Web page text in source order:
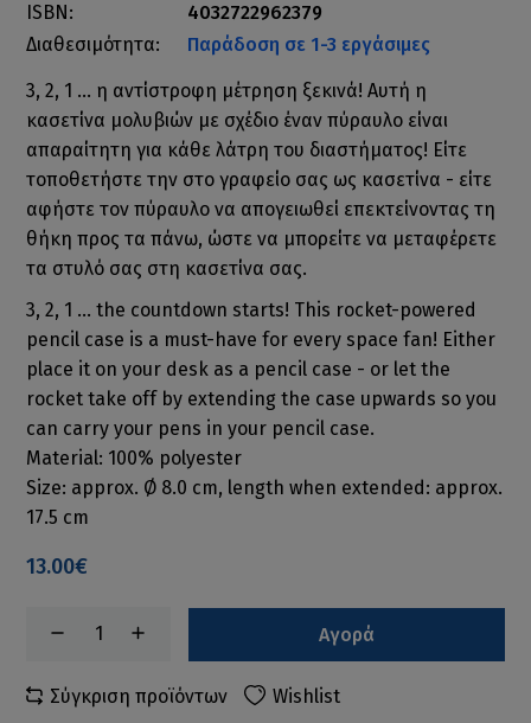
ISBN:
4032722962379
Διαθεσιμότητα:
Παράδοση σε 1-3 εργάσιμες
3, 2, 1 ... η αντίστροφη μέτρηση ξεκινά! Αυτή η
κασετίνα μολυβιών με σχέδιο έναν πύραυλο είναι
απαραίτητη για κάθε λάτρη του διαστήματος! Είτε
τοποθετήστε την στο γραφείο σας ως κασετίνα - είτε
αφήστε τον πύραυλο να απογειωθεί επεκτείνοντας τη
θήκη προς τα πάνω, ώστε να μπορείτε να μεταφέρετε
τα στυλό σας στη κασετίνα σας.
3, 2, 1 ... the countdown starts! This rocket-powered
pencil case is a must-have for every space fan! Either
place it on your desk as a pencil case - or let the
rocket take off by extending the case upwards so you
can carry your pens in your pencil case.
Material: 100% polyester
Size: approx. Ø 8.0 cm, length when extended: approx.
17.5 cm
13.00€
Αγορά
Σύγκριση προϊόντων Wishlist